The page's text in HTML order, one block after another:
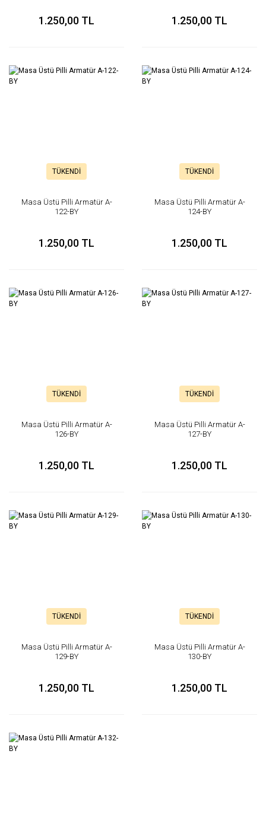
1.250,00 TL 1.250,00 TL
TÜKENDİ
Masa Üstü Pilli Armatür A-
122-BY
1.250,00 TL
TÜKENDİ
Masa Üstü Pilli Armatür A-
124-BY
1.250,00 TL
TÜKENDİ
Masa Üstü Pilli Armatür A-
126-BY
1.250,00 TL
TÜKENDİ
Masa Üstü Pilli Armatür A-
127-BY
1.250,00 TL
TÜKENDİ
Masa Üstü Pilli Armatür A-
129-BY
1.250,00 TL
TÜKENDİ
Masa Üstü Pilli Armatür A-
130-BY
1.250,00 TL